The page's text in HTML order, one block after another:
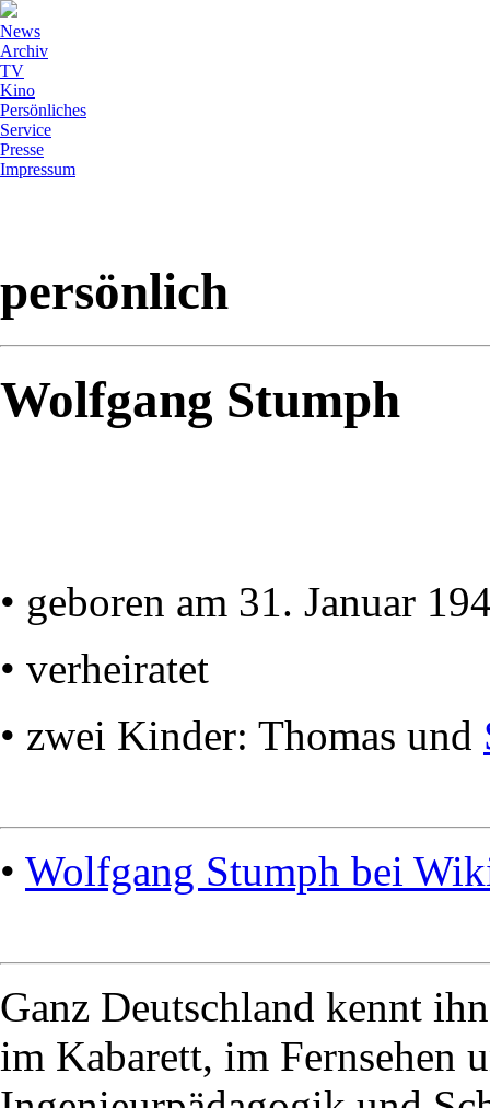
News
Archiv
TV
Kino
Persönliches
Service
Presse
Impressum
persönlich
Wolfgang Stumph
• geboren am 31. Januar
• verheiratet
• zwei Kinder: Thomas und
• Wolfgang Stumph bei
Ganz Deutschland kennt
im Kabarett, im Fernsehen